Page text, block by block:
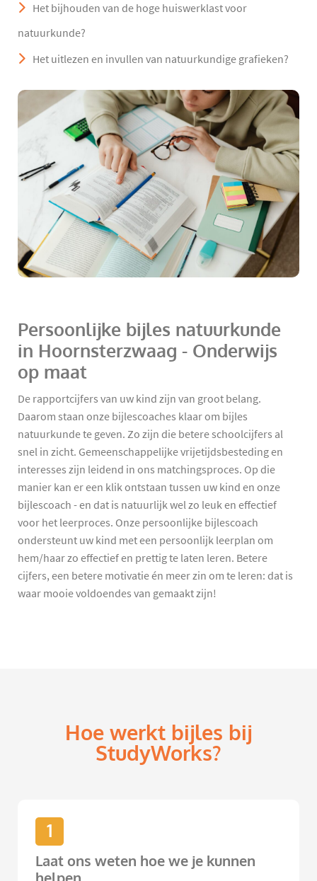
Het bijhouden van de hoge huiswerklast voor
natuurkunde?
Het uitlezen en invullen van natuurkundige grafieken?
Persoonlijke bijles natuurkunde
in Hoornsterzwaag - Onderwijs
op maat
De rapportcijfers van uw kind zijn van groot belang.
Daarom staan onze bijlescoaches klaar om bijles
natuurkunde te geven. Zo zijn die betere schoolcijfers al
snel in zicht. Gemeenschappelijke vrijetijdsbesteding en
interesses zijn leidend in ons matchingsproces. Op die
manier kan er een klik ontstaan tussen uw kind en onze
bijlescoach - en dat is natuurlijk wel zo leuk en effectief
voor het leerproces. Onze persoonlijke bijlescoach
ondersteunt uw kind met een persoonlijk leerplan om
hem/haar zo effectief en prettig te laten leren. Betere
cijfers, een betere motivatie én meer zin om te leren: dat is
waar mooie voldoendes van gemaakt zijn!
Hoe werkt bijles bij
StudyWorks?
1
Laat ons weten hoe we je kunnen